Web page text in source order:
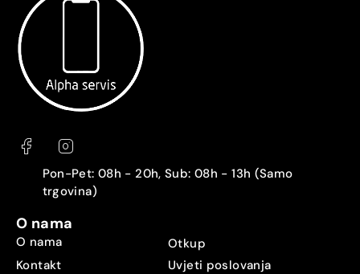
Pon-Pet: 08h - 20h, Sub: 08h - 13h (Samo
trgovina)
O nama
O nama
Otkup
Kontakt
Uvjeti poslovanja